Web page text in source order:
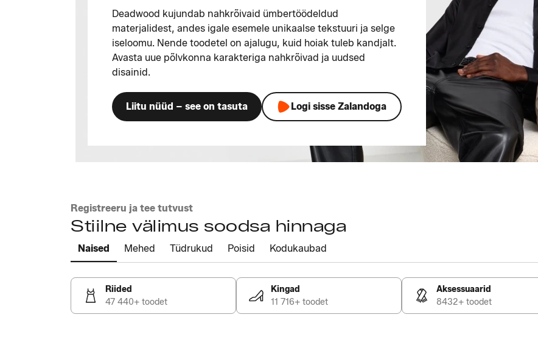
Deadwood kujundab nahkrõivaid ümbertöödeldud
materjalidest, andes igale esemele unikaalse tekstuuri ja selge
iseloomu. Nende toodetel on ajalugu, kuid hoiak tuleb kandjalt.
Avasta uue põlvkonna karakteriga nahkrõivad ja uudsed
disainid.
Liitu nüüd – see on tasuta Logi sisse Zalandoga
Registreeru ja tee tutvust
Stiilne välimus soodsa hinnaga
Naised Mehed Tüdrukud Poisid Kodukaubad
Riided
47 440+ toodet
Kingad
11 716+ toodet
Aksessuaarid
8432+ toodet